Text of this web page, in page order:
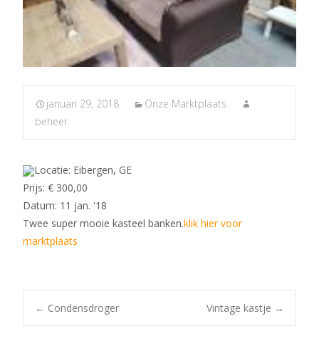
januari 29, 2018
Onze Marktplaats
beheer
Locatie: Eibergen, GE
Prijs: € 300,00
Datum: 11 jan. '18
Twee super mooie kasteel banken.klik hier voor
marktplaats
Post
← Condensdroger Vintage kastje →